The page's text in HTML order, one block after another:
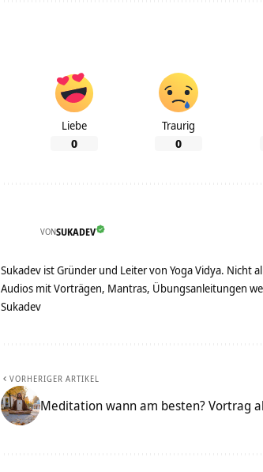
Liebe
0
Traurig
0
VONSUKADEV
Sukadev ist Gründer und Leiter von Yoga Vidya. Nicht
Audios mit Vorträgen, Mantras, Übungsanleitungen
Sukadev
VORHERIGER ARTIKEL
Meditation wann am besten? Vortrag